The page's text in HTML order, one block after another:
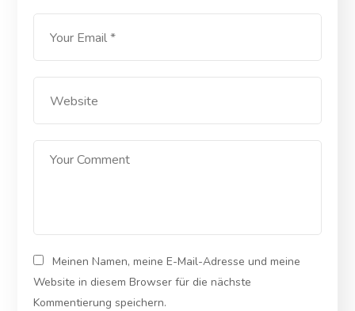
Meinen Namen, meine E-Mail-Adresse und meine
Website in diesem Browser für die nächste
Kommentierung speichern.